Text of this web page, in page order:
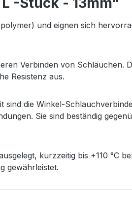
und eignen sich
Verbinden von Schläuchen.
Resistenz aus.
die Winkel-
Sie sind beständig
kurzzeitig bis +110 °C
gewährleistet.